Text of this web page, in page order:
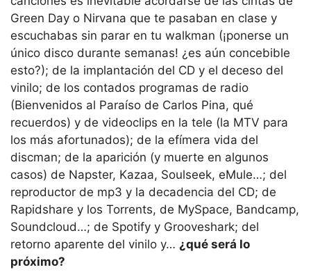
Green Day o Nirvana que te pasaban en clase y
escuchabas sin parar en tu walkman (¡ponerse un
único disco durante semanas! ¿es aún concebible
esto?); de la implantación del CD y el deceso del
vinilo; de los contados programas de radio
(Bienvenidos al Paraíso de Carlos Pina, qué
recuerdos) y de videoclips en la tele (la MTV para
los más afortunados); de la efímera vida del
discman; de la aparición (y muerte en algunos
casos) de Napster, Kazaa, Soulseek, eMule…; del
reproductor de mp3 y la decadencia del CD; de
Rapidshare y los Torrents, de MySpace, Bandcamp,
Soundcloud…; de Spotify y Grooveshark; del
retorno aparente del vinilo y… ¿qué será lo
próximo?